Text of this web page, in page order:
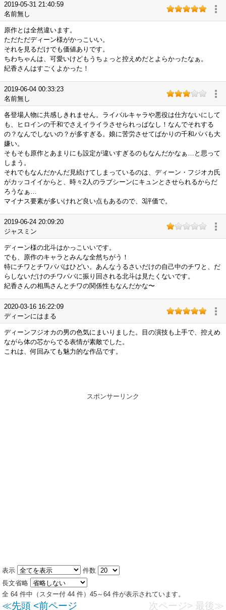
2019-05-31 21:40:59
名前無し
原作とは全然違います。
ただただディーン様がかっこいい。
それを見るだけでも価値ありです。
ちわちゃんは、可愛いけどもうちょっと控えめだとよらかったなぁ。
紀香さんはすごくよかった！
2019-06-04 00:33:23
名前無し
各登場人物に共感しきれません。ライバルキャラや悪役は仕方ないにして
も、ヒロインの千和でさえイライラさせられっぱなし！なんでそれする
の？なんでしないの？が多すぎる。娘に苦労させてばかりの千和パパも大
嫌い。
そもそも原作とあまりにも設定が違いすぎるのもなんだかなぁ…と思って
しまう。
それでもなんだかんだ見続けてしまっているのは、ディーン・フジオカ氏
がカッコイイからと、時々2人のラブシーンにキュンとさせられるからだ
ろうなぁ…
マイナス要素が多いけれど良い点もあるので、3評価で。
2019-06-24 20:09:20
ジャスミン
ディーン様の北斗はかっこいいです。
でも、原作のキャラとみんな全然ちがう！
特にチワとチワパパはひどい。あんなうるさいだけの自己中のチワと、だ
らしないだけのチワパパに振り回される北斗は見たくないです。
紀香さんの相馬さんとチワの関係性もなんだかな〜
2020-03-16 16:22:09
ディーンにはまる
ディーンフジオカの男の色気にまいりました。目の演技も上手で、控えめ
ながら体の芯からでる表情が素敵でした。
これは、何回みても魅力的な作品です。
スポンサーリンク
表示
件数
長文省略
全 64 件中（スター付 44 件）45～64 件が表示されています。
≪先頭 <前ページ 次ページ> 最後≫